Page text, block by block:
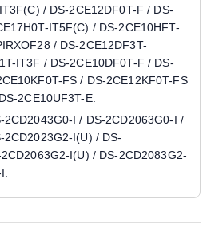
/ DS-2CE12DF0T-F / DS-
IT5F(C) / DS-2CE10HFT-
/ DS-2CE12DF3T-
IT3F / DS-2CE10DF0T-F / DS-
FS / DS-2CE12KF0T-FS
2CE10UF3T-E.
2CD2043G0-I / DS-2CD2063G0-I /
2CD2023G2-I(U) / DS-
I(U) / DS-2CD2083G2-